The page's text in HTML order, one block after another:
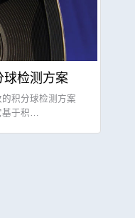
球检测方案
积分球检测方案
基于积…